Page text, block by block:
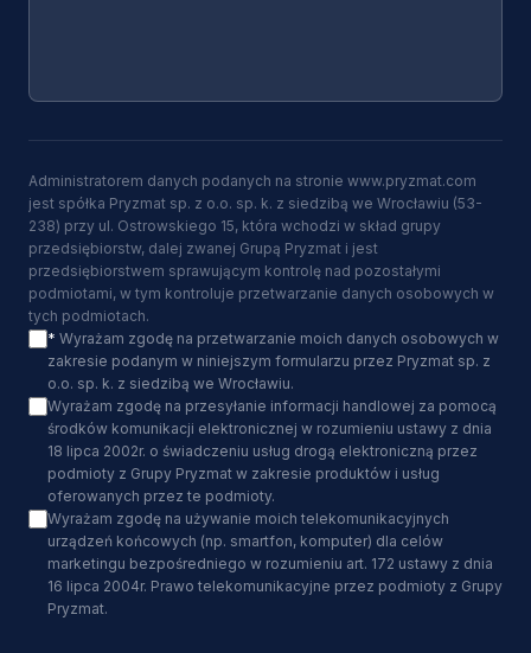
Administratorem danych podanych na stronie www.pryzmat.com
jest spółka Pryzmat sp. z o.o. sp. k. z siedzibą we Wrocławiu (53-
238) przy ul. Ostrowskiego 15, która wchodzi w skład grupy
przedsiębiorstw, dalej zwanej Grupą Pryzmat i jest
przedsiębiorstwem sprawującym kontrolę nad pozostałymi
podmiotami, w tym kontroluje przetwarzanie danych osobowych w
tych podmiotach.
* Wyrażam zgodę na przetwarzanie moich danych osobowych w
zakresie podanym w niniejszym formularzu przez Pryzmat sp. z
o.o. sp. k. z siedzibą we Wrocławiu.
Wyrażam zgodę na przesyłanie informacji handlowej za pomocą
środków komunikacji elektronicznej w rozumieniu ustawy z dnia
18 lipca 2002r. o świadczeniu usług drogą elektroniczną przez
podmioty z Grupy Pryzmat w zakresie produktów i usług
oferowanych przez te podmioty.
Wyrażam zgodę na używanie moich telekomunikacyjnych
urządzeń końcowych (np. smartfon, komputer) dla celów
marketingu bezpośredniego w rozumieniu art. 172 ustawy z dnia
16 lipca 2004r. Prawo telekomunikacyjne przez podmioty z Grupy
Pryzmat.